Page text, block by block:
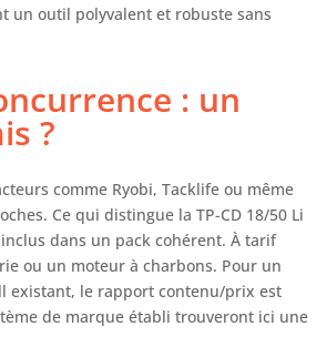
un outil polyvalent et robuste sans
: un
?
comme Ryobi, Tacklife ou même
Ce qui distingue la TP-CD 18/50 Li
dans un pack cohérent. À tarif
ou un moteur à charbons. Pour un
existant, le rapport contenu/prix est
de marque établi trouveront ici une